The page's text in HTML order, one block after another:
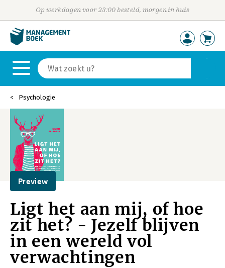
Op werkdagen voor 23:00 besteld, morgen in huis
Psychologie
Preview
Ligt het aan mij, of hoe
zit het? - Jezelf blijven
in een wereld vol
verwachtingen